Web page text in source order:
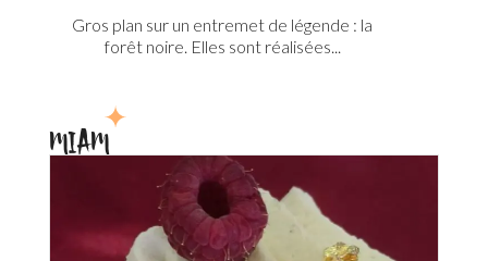
Gros plan sur un entremet de légende : la
forêt noire. Elles sont réalisées...
MIAM